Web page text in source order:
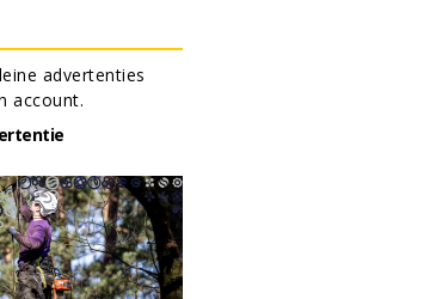
advertenties
account.